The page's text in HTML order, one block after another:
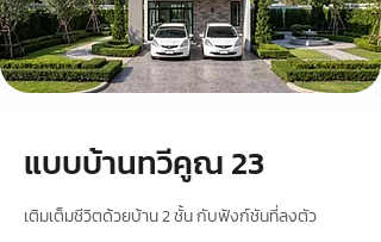
แบบบ้านทวีคูณ 23
เติมเต็มชีวิตด้วยบ้าน 2 ชั้น กับฟังก์ชันที่ลงตัว